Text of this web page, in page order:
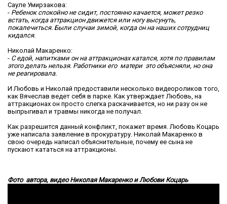
Сауле Умирзакова:
- Ребенок спокойно не сидит, постоянно качается, может резко
встать, когда аттракцион движется или ногу высунуть,
покалечиться. Были случаи зимой, когда он на наших сотрудниц
кидался.
Николай Макаренко:
- С едой, напитками он на аттракционах катался, хотя по правилам
этого делать нельзя. Работники его матери это объясняли, но она
не реагировала.
И Любовь и Николай предоставили несколько видеороликов того,
как Вячеслав ведет себя в парке. Как утверждает Любовь, на
аттракционах он просто слегка раскачивается, но ни разу он не
выпрыгивал и травмы никогда не получал.
Как разрешится данный конфликт, покажет время. Любовь Коцарь
уже написала заявление в прокуратуру. Николай Макаренко в
свою очередь написал объяснительные, почему ее сына не
пускают кататься на аттракционы.
Фото автора, видео Николая Макаренко и Любови Коцарь